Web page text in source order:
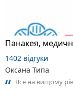
Панакея,
1402 відгуки
Оксана Типа
Все на вищому